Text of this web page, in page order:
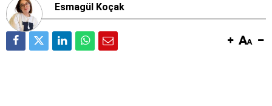
Esmagül Koçak